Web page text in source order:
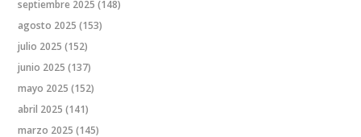
septiembre 2025 (148)
agosto 2025 (153)
julio 2025 (152)
junio 2025 (137)
mayo 2025 (152)
abril 2025 (141)
marzo 2025 (145)